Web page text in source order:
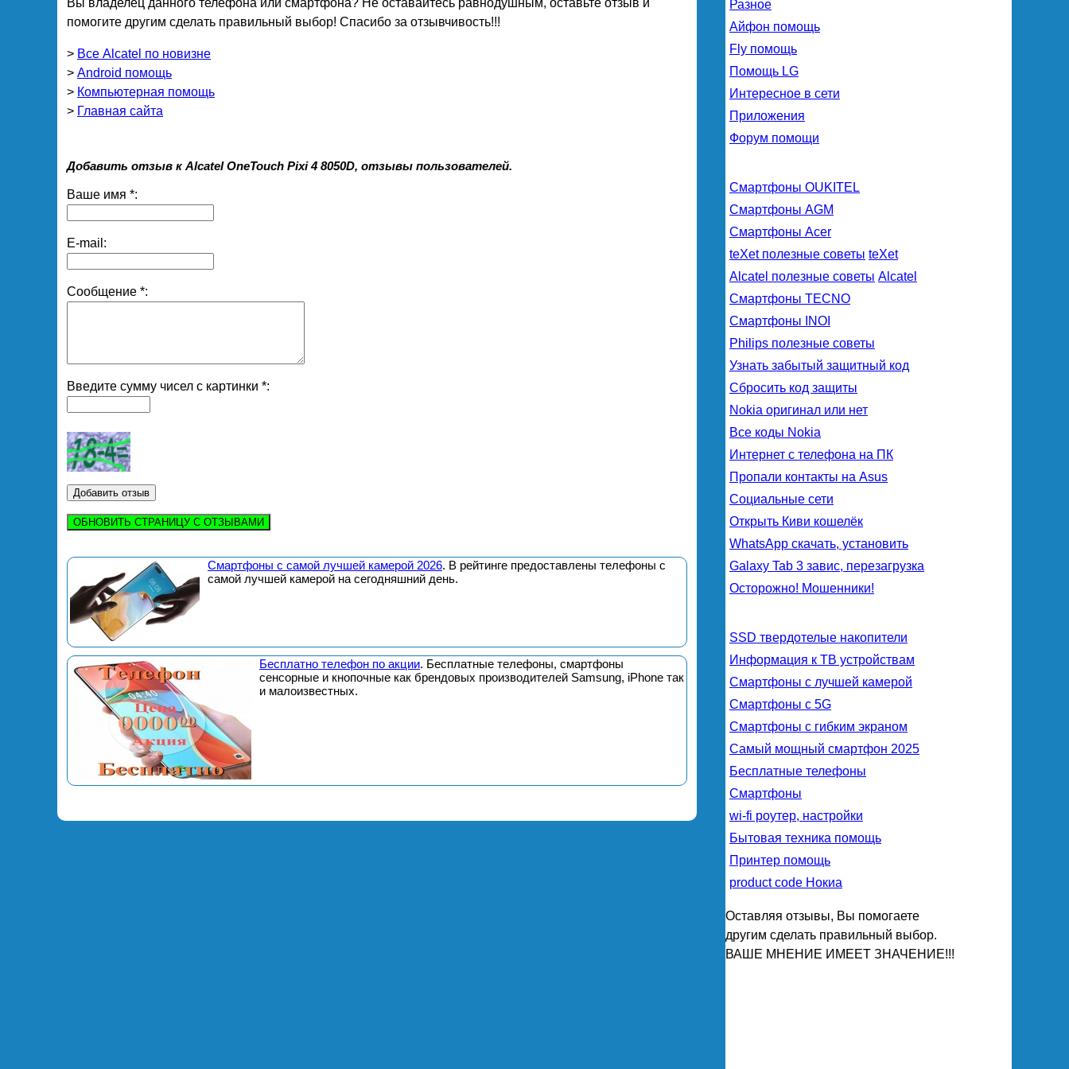
Вы владелец данного телефона или смартфона? Не оставайтесь равнодушным, оставьте отзыв и
помогите другим сделать правильный выбор! Спасибо за отзывчивость!!!
> Все Alcatel по новизне
> Android помощь
> Компьютерная помощь
> Главная сайта
Добавить отзыв к Alcatel OneTouch Pixi 4 8050D, отзывы пользователей.
Ваше имя *:
E-mail:
Сообщение *:
Введите сумму чисел с картинки *:
ОБНОВИТЬ СТРАНИЦУ С ОТЗЫВАМИ
Смартфоны с самой лучшей камерой 2026. В рейтинге предоставлены телефоны с
самой лучшей камерой на сегодняшний день.
Бесплатно телефон по акции. Бесплатные телефоны, смартфоны
сенсорные и кнопочные как брендовых производителей Samsung, iPhone так
и малоизвестных.
Разное
Айфон помощь
Fly помощь
Помощь LG
Интересное в сети
Приложения
Форум помощи
Смартфоны OUKITEL
Смартфоны AGM
Смартфоны Acer
teXet полезные советы teXet
Alcatel полезные советы Alcatel
Смартфоны TECNO
Смартфоны INOI
Philips полезные советы
Узнать забытый защитный код
Сбросить код защиты
Nokia оригинал или нет
Все коды Nokia
Интернет с телефона на ПК
Пропали контакты на Asus
Социальные сети
Открыть Киви кошелёк
WhatsApp скачать, установить
Galaxy Tab 3 завис, перезагрузка
Осторожно! Мошенники!
SSD твердотелые накопители
Информация к ТВ устройствам
Смартфоны с лучшей камерой
Смартфоны с 5G
Смартфоны с гибким экраном
Самый мощный смартфон 2025
Бесплатные телефоны
Смартфоны
wi-fi роутер, настройки
Бытовая техника помощь
Принтер помощь
product code Нокиа
Оставляя отзывы, Вы помогаете
другим сделать правильный выбор.
ВАШЕ МНЕНИЕ ИМЕЕТ ЗНАЧЕНИЕ!!!